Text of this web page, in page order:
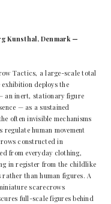
Kunsthal, Denmark —
Tactics, a large-scale total
deploys the
an inert, stationary figure
— as a sustained
often invisible mechanisms
human movement
constructed in
from everyday clothing,
in register from the childlike
than human figures. A
scarecrows
full-scale figures behind